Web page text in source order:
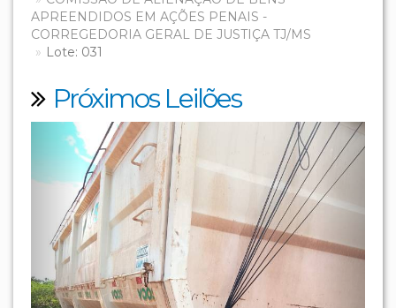
APREENDIDOS EM AÇÕES PENAIS -
CORREGEDORIA GERAL DE JUSTIÇA TJ/MS
Lote: 031
Próximos Leilões
Previous Next